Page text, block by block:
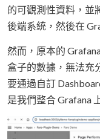
的可觀測性資料，並
後端系統，然後在
然而，原本的
盒子的數據，無法充
要通過自訂
是我們整合 Grafana